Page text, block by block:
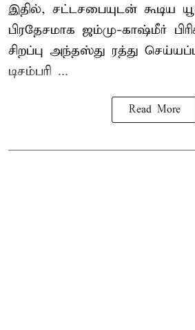
இதில், சட்டசபையுடன் கூடிய
பிரதேசமாக ஜம்மு-காஷ்மீர்
சிறப்பு அந்தஸ்து ரத்து
டிசம்பரி ...
Read More